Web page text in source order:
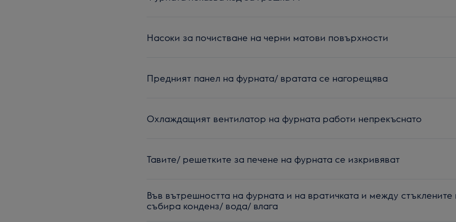
Насоки за почистване на черни матови повърхности
Предният панел на фурната/ вратата се нагорещява
Охлаждащият вентилатор на фурната работи непрекъснато
Тавите/ решетките за печене на фурната се изкривяват
Във вътрешността на фурната и на вратичката и между стъклените
събира конденз/ вода/ влага